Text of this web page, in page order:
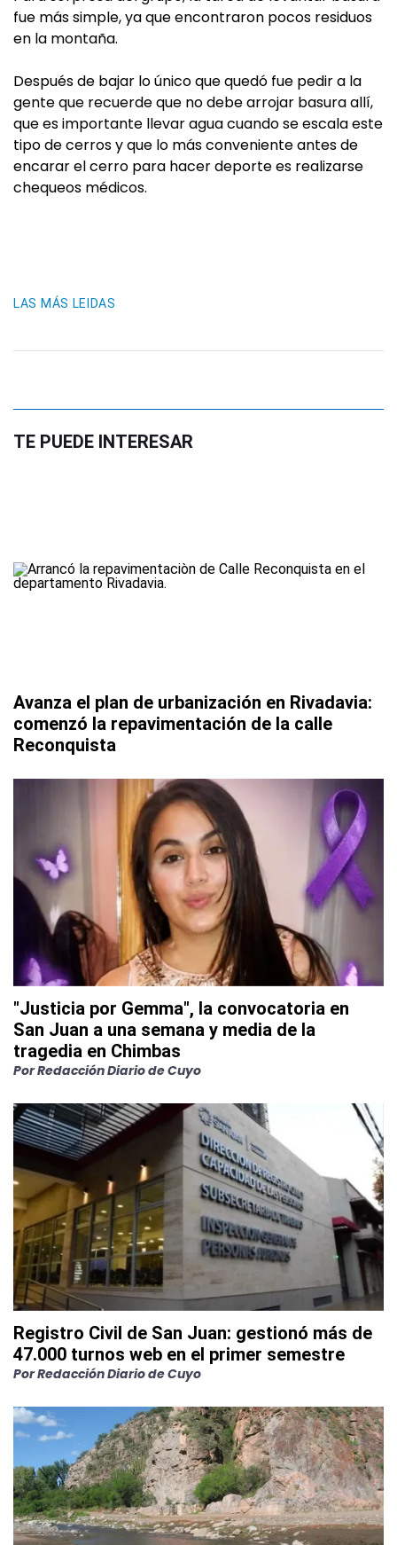
fue más simple, ya que encontraron pocos residuos
en la montaña.
Después de bajar lo único que quedó fue pedir a la
gente que recuerde que no debe arrojar basura allí,
que es importante llevar agua cuando se escala este
tipo de cerros y que lo más conveniente antes de
encarar el cerro para hacer deporte es realizarse
chequeos médicos.
LAS MÁS LEIDAS
TE PUEDE INTERESAR
Avanza el plan de urbanización en Rivadavia:
comenzó la repavimentación de la calle
Reconquista
"Justicia por Gemma", la convocatoria en
San Juan a una semana y media de la
tragedia en Chimbas
PorRedacción Diario de Cuyo
Registro Civil de San Juan: gestionó más de
47.000 turnos web en el primer semestre
PorRedacción Diario de Cuyo